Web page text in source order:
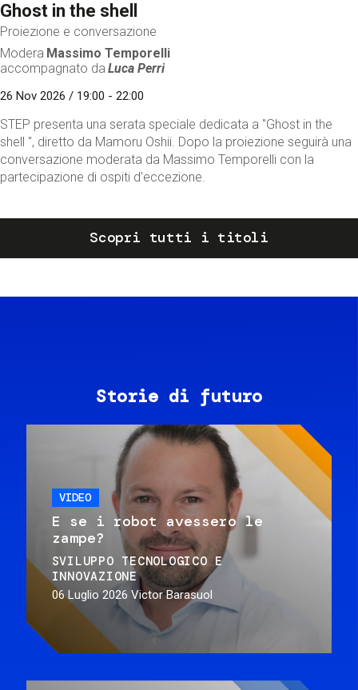
Ghost in the shell
Proiezione e conversazione
Modera Massimo Temporelli
accompagnato da Luca Perri
26 Nov 2026 / 19:00 - 22:00
STEP presenta una serata speciale dedicata a "Ghost in the
shell ", diretto da Mamoru Oshii. Dopo la proiezione seguirà una
conversazione moderata da Massimo Temporelli con la
partecipazione di ospiti d'eccezione.
Scopri tutti i titoli
Storie di futuro
VIDEO
E se i robot avessero le
zampe?
SVILUPPO TECNOLOGICO E
INNOVAZIONE
06 Luglio 2026 Victor Barasuol